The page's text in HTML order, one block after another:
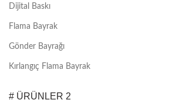
Dijital Baskı
Flama Bayrak
Gönder Bayrağı
Kırlangıç Flama Bayrak
# ÜRÜNLER 2